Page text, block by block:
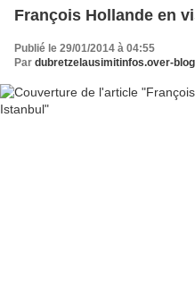
François Hollande en
Publié le 29/01/2014 à 04:55
Par dubretzelausimitinfos.over-